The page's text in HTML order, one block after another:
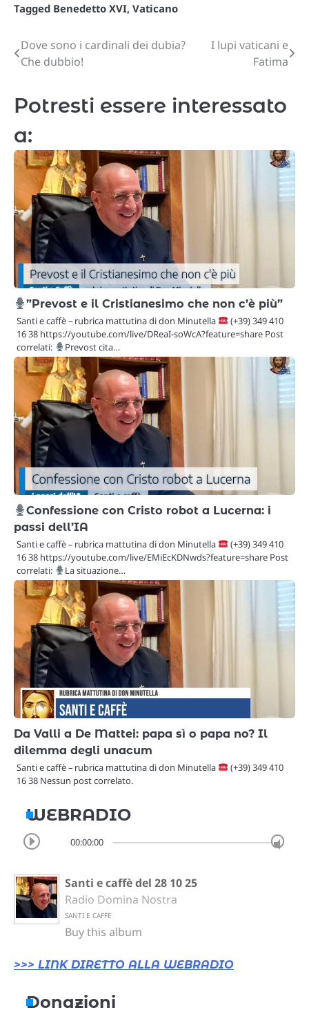
Tagged Benedetto XVI, Vaticano
Navigazione
Dove sono i cardinali dei dubia?
Che dubbio!
I lupi vaticani e
Fatima
Potresti essere interessato
a:
”Prevost e il Cristianesimo che non c’è più”
Santi e caffè – rubrica mattutina di don Minutella
(+39) 349 410
16 38 https://youtube.com/live/DReaI-soWcA?feature=share Post
correlati:
Prevost cita…
Confessione con Cristo robot a Lucerna: i
passi dell’IA
Santi e caffè – rubrica mattutina di don Minutella
(+39) 349 410
16 38 https://youtube.com/live/EMiEcKDNwds?feature=share Post
correlati:
La situazione…
Da Valli a De Mattei: papa sì o papa no? Il
dilemma degli unacum
Santi e caffè – rubrica mattutina di don Minutella
(+39) 349 410
16 38 Nessun post correlato.
WEBRADIO
00:00:00
Santi e caffè del 28 10 25
Radio Domina Nostra
SANTI E CAFFE
Buy this album
>>> LINK DIRETTO ALLA WEBRADIO
Donazioni